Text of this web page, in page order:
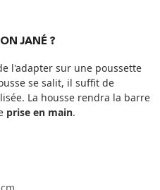
JANÉ ?
l'adapter sur une poussette
se salit, il suffit de
La housse rendra la barre
prise en main.